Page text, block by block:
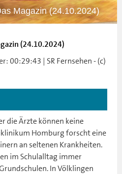
Magazin (24.10.2024)
(24.10.2024)
00:29:43 | SR Fernsehen - (c)
die Ärzte können keine
Homburg forscht eine
an seltenen Krankheiten.
im Schulalltag immer
In Völklingen